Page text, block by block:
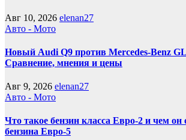
Авг 10, 2026 elenan27
Авто - Мото
Новый Audi Q9 против Mercedes-Benz
Сравнение, мнения и цены
Авг 9, 2026 elenan27
Авто - Мото
Что такое бензин класса Евро-2 и чем он
бензина Евро-5